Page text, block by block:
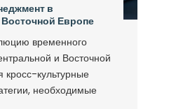
в
Европе
временного
и Восточной
кросс-культурные
необходимые